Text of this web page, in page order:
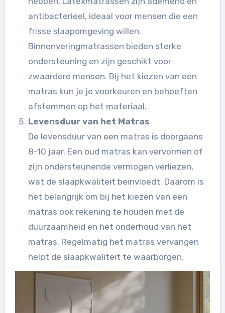
antibacterieel, ideaal voor mensen die een
frisse slaapomgeving willen.
Binnenveringmatrassen bieden sterke
ondersteuning en zijn geschikt voor
zwaardere mensen. Bij het kiezen van een
matras kun je je voorkeuren en behoeften
afstemmen op het materiaal.
Levensduur van het Matras
De levensduur van een matras is doorgaans
8-10 jaar. Een oud matras kan vervormen of
zijn ondersteunende vermogen verliezen,
wat de slaapkwaliteit beïnvloedt. Daarom is
het belangrijk om bij het kiezen van een
matras ook rekening te houden met de
duurzaamheid en het onderhoud van het
matras. Regelmatig het matras vervangen
helpt de slaapkwaliteit te waarborgen.